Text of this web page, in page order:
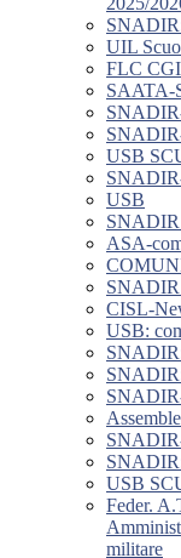
UIL
FLC
SAATA-
USB
USB
SNADIR
ASA-
SNADIR
CISL-
USB:
USB
Feder.
militare